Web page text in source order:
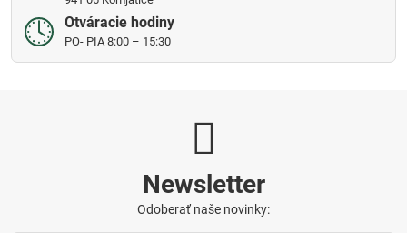
Otváracie hodiny
PO- PIA 8:00 – 15:30
Newsletter
Odoberať naše novinky: